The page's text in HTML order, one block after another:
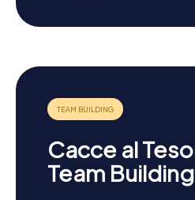
offre piatti tradizionali tedeschi
perdervi. Forse desiderate
all'aperto o un pasto
Bargteheide ha qualcosa da
Cacce al
Team